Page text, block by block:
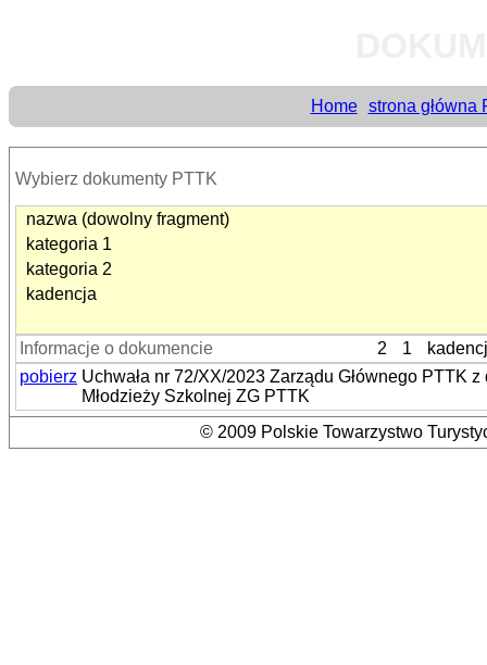
Home strona główna
Wybierz dokumenty PTTK
nazwa (dowolny fragment)
kategoria 1
kategoria 2
kadencja
Informacje o dokumencie 2 1
pobierz Uchwała nr 72/XX/2023 Zarządu Głównego PTTK
Młodzieży Szkolnej ZG PTTK
© 2009 Polskie Towarzystwo